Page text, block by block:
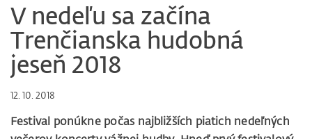
V nedeľu sa začína
Trenčianska hudobná
jeseň 2018
12. 10. 2018
Festival ponúkne počas najbližších piatich nedeľných